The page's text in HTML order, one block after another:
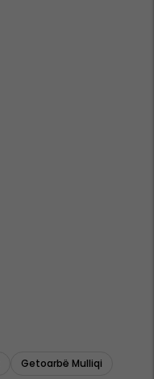
Getoarbë Mulliqi